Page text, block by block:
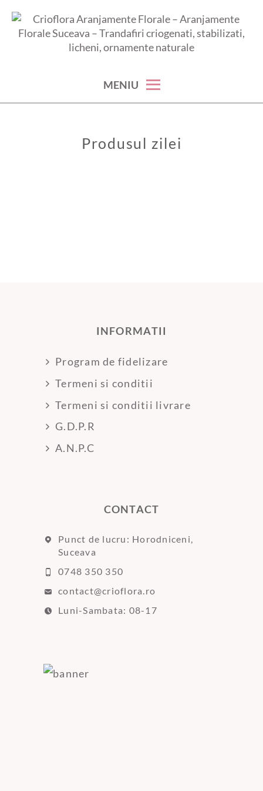
FLORALE – ARANJAMENTE
FLORALE SUCEAVA –
STABILIZATI, LICHENI,
licheni, ornamente naturale
MENIU
Produsul zilei
INFORMATII
Program de fidelizare
Termeni si conditii
Termeni si conditii livrare
G.D.P.R
A.N.P.C
CONTACT
Punct de lucru: Horodniceni,
Suceava
0748 350 350
contact@crioflora.ro
Luni-Sambata: 08-17